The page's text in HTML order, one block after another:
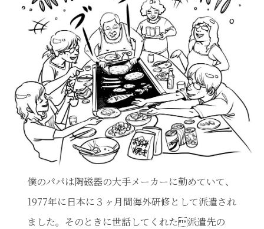
僕のパパは陶磁器の大手メーカーに勤めていて、
1977年に日本に３ヶ月間海外研修として派遣され
ました。そのときに世話してくれた派遣先の